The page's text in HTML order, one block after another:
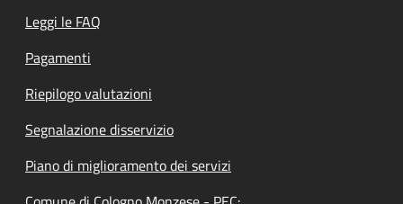
Leggi le FAQ
Pagamenti
Riepilogo valutazioni
Segnalazione disservizio
Piano di miglioramento dei servizi